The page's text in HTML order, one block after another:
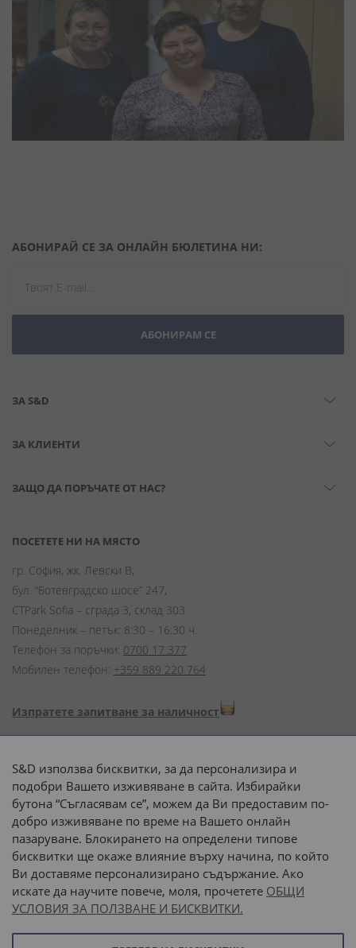
АБОНИРАЙ СЕ ЗА ОНЛАЙН БЮЛЕТИНА НИ:
АБОНИРАМ СЕ
ЗА S&D
ЗА КЛИЕНТИ
ЗАЩО ДА ПОРЪЧАТЕ ОТ НАС?
ПОСЕТЕТЕ НИ НА МЯСТО
гр. София, жк. Левски В,
бул. “Ботевградско шосе” 247,
CTPark Sofia – сграда 3, склад 303
Понеделник – петък: 8:30 – 16:30 ч.
Телефон за поръчки: 0700 17 377
Мобилен телефон: +359 889 220 764
Изпратете запитване за наличност
Начини на плащане:
Доставка до адрес с:
или
наш транспорт
S&D използва бисквитки, за да персонализира и
подобри Вашето изживяване в сайта. Избирайки
бутона “Съгласявам се”, можем да Ви предоставим по-
добро изживяване по време на Вашето онлайн
пазаруване. Блокирането на определени типове
бисквитки ще окаже влияние върху начина, по който
Ви доставяме персонализирано съдържание. Ако
искате да научите повече, моля, прочетете ОБЩИ
УСЛОВИЯ ЗА ПОЛЗВАНЕ И БИСКВИТКИ.